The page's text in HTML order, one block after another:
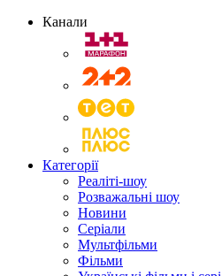
Канали
Категорії
Реаліті-шоу
Розважальні шоу
Новини
Серіали
Мультфільми
Фільми